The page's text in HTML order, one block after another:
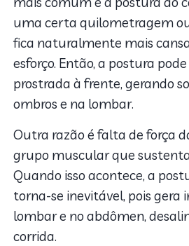
uma certa quilometragem
fica naturalmente mais
esforço. Então, a postura
prostrada à frente, gerando
ombros e na lombar.
Outra razão é falta de força
grupo muscular que
Quando isso acontece, a
torna-se inevitável, pois gera
lombar e no abdômen,
corrida.